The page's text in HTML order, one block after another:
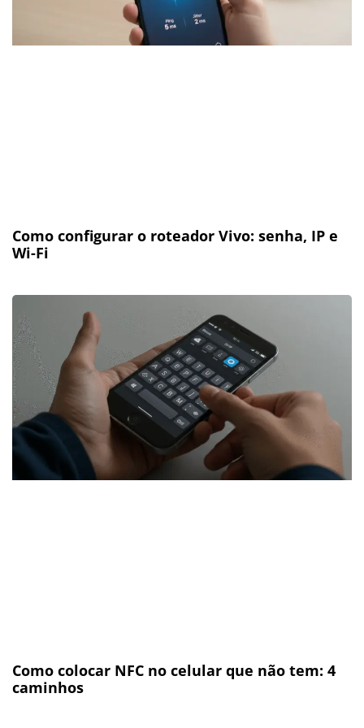
Como configurar o roteador Vivo: senha, IP e
Wi-Fi
Como colocar NFC no celular que não tem: 4
caminhos